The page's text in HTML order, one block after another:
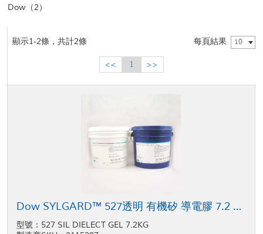
Dow（2）
顯示1-2條，共計2條 每頁結果 10
<< 1 >>
Dow SYLGARD™ 527透明 有機矽 導電膠 7.2 kg桶裝
型號：527 SIL DIELECT GEL 7.2KG